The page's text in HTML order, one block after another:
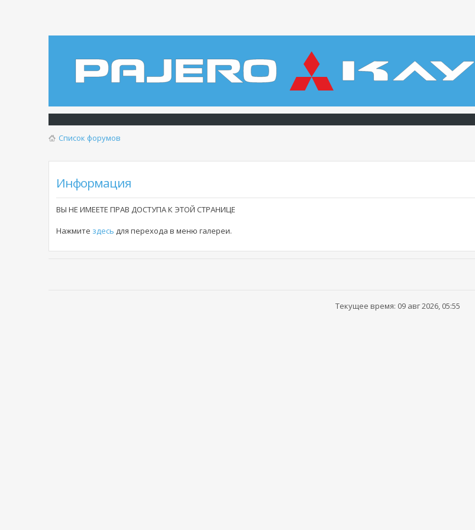
Список форумов
Информация
ВЫ НЕ ИМЕЕТЕ ПРАВ ДОСТУПА К ЭТОЙ СТРАНИЦЕ
Нажмите здесь для перехода в меню галереи.
Текущее время: 09 авг 2026, 05:55